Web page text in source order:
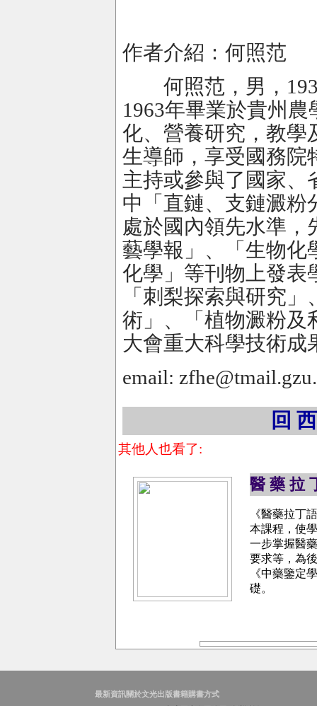
作者介紹：何照范
何照范，男，
1963年畢業於貴州
化、營養研究，教學
生導師，享受國務院
主持或參與了國家、
中「直鏈、支鏈澱粉
處於國內領先水準，
藝學報」、「生物化
化學」等刊物上發表
「刺梨探索與研究
術」、「植物澱粉及
大會重大科學技術成
email:
回
其他人也看了:
醫 藥 拉
《醫藥拉丁
本課程，使
一步掌握醫
要求等，為
《中藥鑒定
礎。
最新資訊關於文光出版書籍購書方式